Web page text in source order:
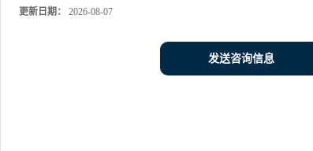
更新日期： 2026-08-07
发送咨询信息